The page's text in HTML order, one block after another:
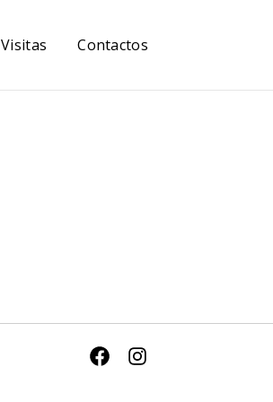
Visitas Contactos
FacebookInstagram